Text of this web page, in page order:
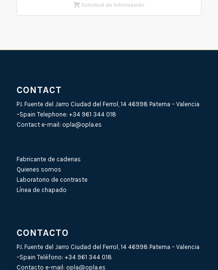
Solicitud de Información
CONTACT
P.I. Fuente del Jarro Ciudad del Ferrol, 14 46998 Paterna – Valencia
–Spain Telephone: +34 961 344 018
Contact e-mail: opla@opla.es
Fabricante de cadenas
Quienes somos
Laboratorio de contraste
Línea de chapado
CONTACTO
P.I. Fuente del Jarro Ciudad del Ferrol, 14 46998 Paterna – Valencia
–Spain Teléfono: +34 961 344 018
Contacto e-mail: opla@opla.es